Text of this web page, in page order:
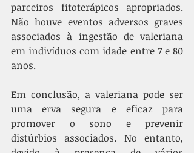
parceiros fitoterápicos apropriados.
Não houve eventos adversos graves
associados à ingestão de valeriana
em indivíduos com idade entre 7 e 80
anos.
Em conclusão, a valeriana pode ser
uma erva segura e eficaz para
promover o sono e prevenir
distúrbios associados. No entanto,